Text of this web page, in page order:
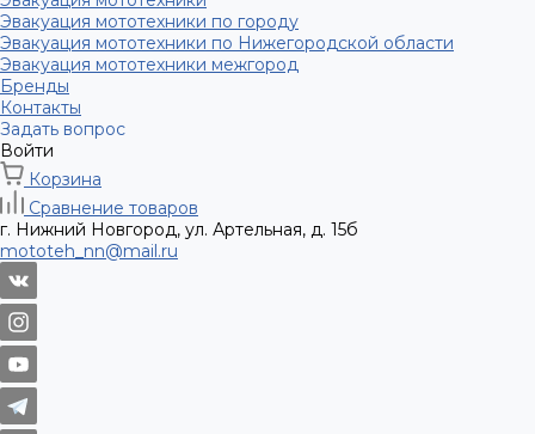
Эвакуация мототехники по городу
Эвакуация мототехники по Нижегородской области
Эвакуация мототехники межгород
Бренды
Контакты
Задать вопрос
Войти
Корзина
Сравнение товаров
г. Нижний Новгород, ул. Артельная, д. 15б
mototeh_nn@mail.ru